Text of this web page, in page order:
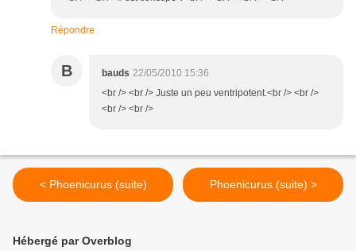
Répondre
B bauds 22/05/2010 15:36
<br /> <br /> Juste un peu ventripotent.<br /> <br />
<br /> <br />
< Phoenicurus (suite) Phoenicurus (suite) >
Hébergé par Overblog